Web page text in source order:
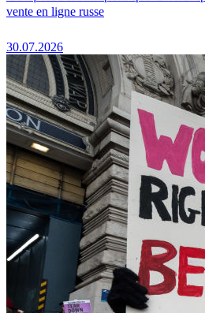
vente en ligne russe
30.07.2026